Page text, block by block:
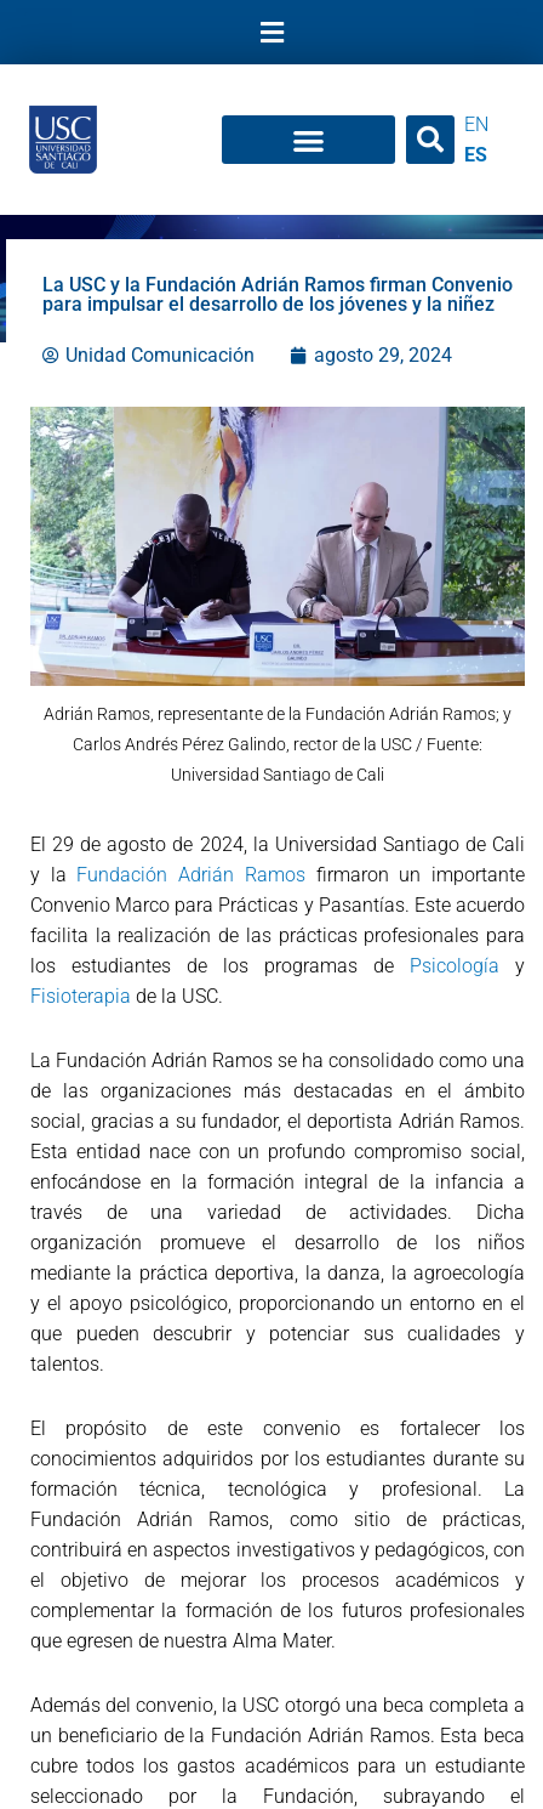
EN
ES
La USC y la Fundación Adrián Ramos firman Convenio
para impulsar el desarrollo de los jóvenes y la niñez
Unidad Comunicación agosto 29, 2024
Adrián Ramos, representante de la Fundación Adrián Ramos; y
Carlos Andrés Pérez Galindo, rector de la USC / Fuente:
Universidad Santiago de Cali
El 29 de agosto de 2024, la Universidad Santiago de Cali
y la Fundación Adrián Ramosfirmaron un importante
Convenio Marco para Prácticas y Pasantías. Este acuerdo
facilita la realización de las prácticas profesionales para
los estudiantes de los programas de Psicología y
Fisioterapia de la USC.
La Fundación Adrián Ramos se ha consolidado como una
de las organizaciones más destacadas en el ámbito
social, gracias a su fundador, el deportista Adrián Ramos.
Esta entidad nace con un profundo compromiso social,
enfocándose en la formación integral de la infancia a
través de una variedad de actividades. Dicha
organización promueve el desarrollo de los niños
mediante la práctica deportiva, la danza, la agroecología
y el apoyo psicológico, proporcionando un entorno en el
que pueden descubrir y potenciar sus cualidades y
talentos.
El propósito de este convenio es fortalecer los
conocimientos adquiridos por los estudiantes durante su
formación técnica, tecnológica y profesional. La
Fundación Adrián Ramos, como sitio de prácticas,
contribuirá en aspectos investigativos y pedagógicos, con
el objetivo de mejorar los procesos académicos y
complementar la formación de los futuros profesionales
que egresen de nuestra Alma Mater.
Además del convenio, la USC otorgó una beca completa a
un beneficiario de la Fundación Adrián Ramos. Esta beca
cubre todos los gastos académicos para un estudiante
seleccionado por la Fundación, subrayando el